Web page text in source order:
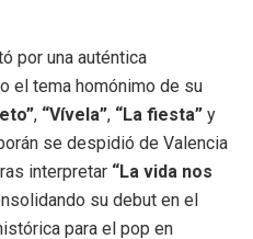
por una auténtica
el tema homónimo de su
, “Vívela”, “La fiesta” y
se despidió de Valencia
interpretar “La vida nos
su debut en el
para el pop en